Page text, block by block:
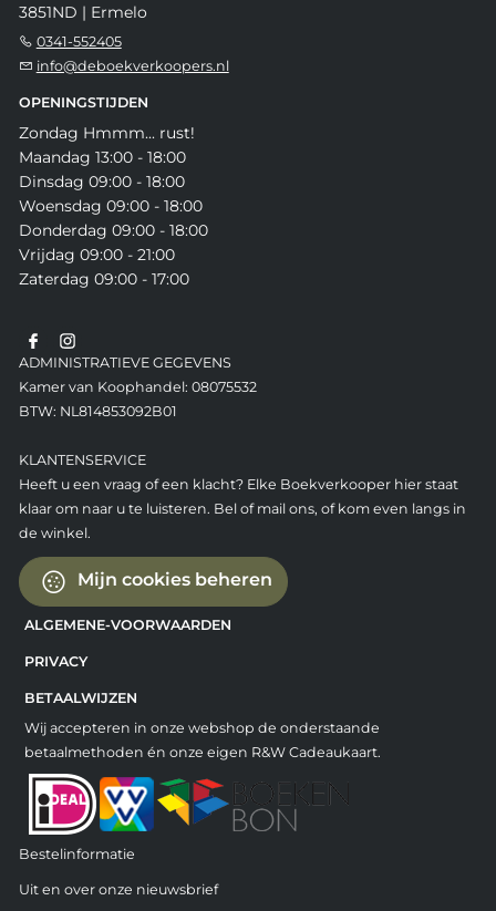
3851ND | Ermelo
0341-552405
info@deboekverkoopers.nl
OPENINGSTIJDEN
Zondag Hmmm... rust!
Maandag 13:00 - 18:00
Dinsdag 09:00 - 18:00
Woensdag 09:00 - 18:00
Donderdag 09:00 - 18:00
Vrijdag 09:00 - 21:00
Zaterdag 09:00 - 17:00
ADMINISTRATIEVE GEGEVENS
Kamer van Koophandel: 08075532
BTW: NL814853092B01
KLANTENSERVICE
Heeft u een vraag of een klacht? Elke Boekverkooper hier staat
klaar om naar u te luisteren. Bel of mail ons, of kom even langs in
de winkel.
Mijn cookies beheren
ALGEMENE-VOORWAARDEN
PRIVACY
BETAALWIJZEN
Wij accepteren in onze webshop de onderstaande
betaalmethoden én onze eigen R&W Cadeaukaart.
Bestelinformatie
Uit en over onze nieuwsbrief